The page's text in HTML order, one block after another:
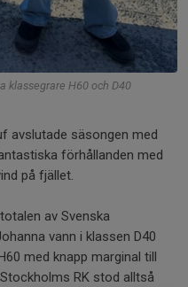
klassegrare H60 och D40
avslutade säsongen med
förhållanden med
på fjället.
av Svenska
vann i klassen D40
med knapp marginal till
RK stod alltså